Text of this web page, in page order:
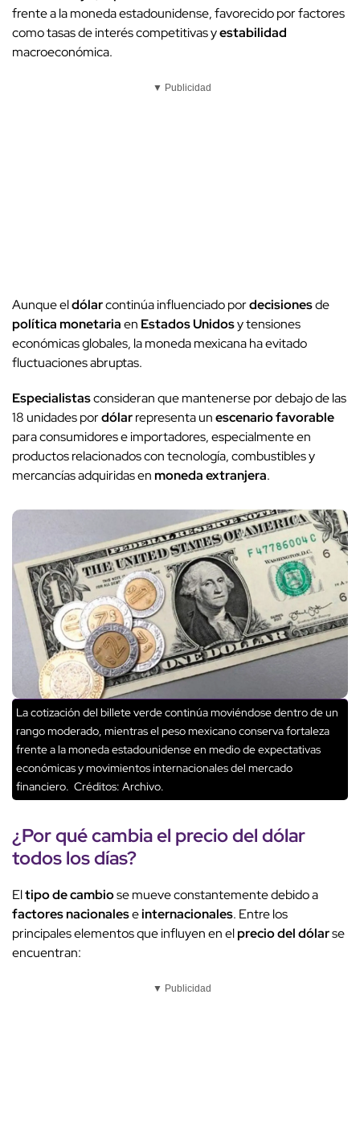
frente a la moneda estadounidense, favorecido por factores
como tasas de interés competitivas yestabilidad
macroeconómica.
▼ Publicidad
Aunque eldólarcontinúa influenciado pordecisionesde
política monetariaen Estados Unidosy tensiones
económicas globales, la moneda mexicana ha evitado
fluctuaciones abruptas.
Especialistasconsideran que mantenerse por debajo de las
18 unidades pordólarrepresenta unescenario favorable
para consumidores e importadores, especialmente en
productos relacionados con tecnología, combustibles y
mercancías adquiridas enmoneda extranjera.
La cotización del billete verde continúa moviéndose dentro de un
rango moderado, mientras el peso mexicano conserva fortaleza
frente a la moneda estadounidense en medio de expectativas
económicas y movimientos internacionales del mercado
financiero. Créditos: Archivo.
¿Por qué cambia el precio del dólar
todos los días?
Eltipo de cambiose mueve constantemente debido a
factores nacionaleseinternacionales. Entre los
principales elementos que influyen en elprecio del dólarse
encuentran:
▼ Publicidad